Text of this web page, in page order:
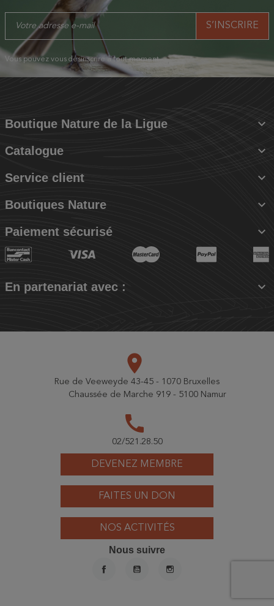
Vous pouvez vous désinscrire à tout moment.
Boutique Nature de la Ligue 
Catalogue 
Service client 
Boutiques Nature 
Paiement sécurisé 
En partenariat avec : 
DEVENEZ MEMBRE
FAITES UN DON
NOS ACTIVITÉS
place
Rue de Veeweyde 43-45 - 1070 Bruxelles
Chaussée de Marche 919 - 5100 Namur
call
02/521.28.50
Nous suivre